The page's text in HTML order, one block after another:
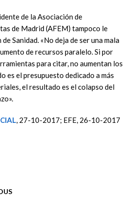
de la Asociación de
de Madrid (AFEM) tampoco le
Sanidad. «No deja de ser una mala
de recursos paralelo. Si por
para citar, no aumentan los
es el presupuesto dedicado a más
el resultado es el colapso del
, 27-10-2017; EFE, 26-10-2017